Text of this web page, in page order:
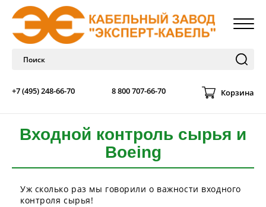
+7 (495) 248-66-70 8 800 707-66-70 Корзина
Входной контроль сырья и
Boeing
Уж сколько раз мы говорили о важности входного
контроля сырья!